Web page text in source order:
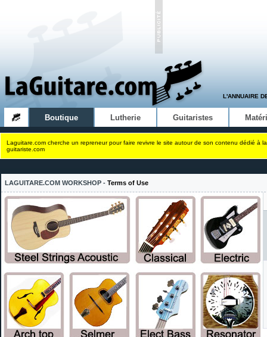
L'ANNUAIRE
Boutique Lutherie Guitaristes
Laguitare.com cherche un repreneur pour faire revivre le site autour de son contenu dédié à
guitariste.com
LAGUITARE.COM WORKSHOP - Terms of Use